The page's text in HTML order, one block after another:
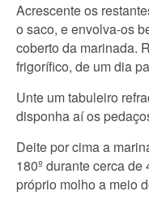
Acrescente os
o saco, e envolva-os
coberto da marinada.
frigorífico, de um dia
Unte um tabuleiro
disponha aí os
Deite por cima a
180º durante cerca
próprio molho a meio